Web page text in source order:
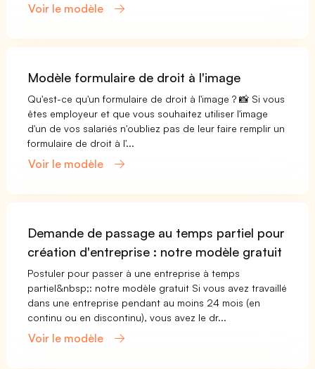
Voir le modèle
Modèle formulaire de droit à l'image
Qu'est-ce qu'un formulaire de droit à l'image ? 📸 Si vous
êtes employeur et que vous souhaitez utiliser l'image
d'un de vos salariés n'oubliez pas de leur faire remplir un
formulaire de droit à l'...
Voir le modèle
Demande de passage au temps partiel pour
création d'entreprise : notre modèle gratuit
Postuler pour passer à une entreprise à temps
partiel&nbsp;: notre modèle gratuit Si vous avez travaillé
dans une entreprise pendant au moins 24 mois (en
continu ou en discontinu), vous avez le dr...
Voir le modèle